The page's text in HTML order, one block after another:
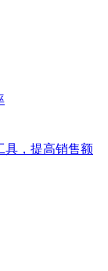
具，提高销售额